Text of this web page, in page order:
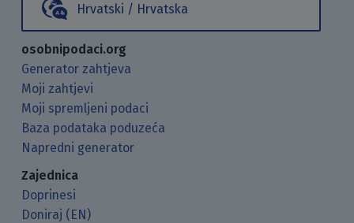
Hrvatski / Hrvatska
osobnipodaci.org
Generator zahtjeva
Moji zahtjevi
Moji spremljeni podaci
Baza podataka poduzeća
Napredni generator
Zajednica
Doprinesi
Doniraj (EN)